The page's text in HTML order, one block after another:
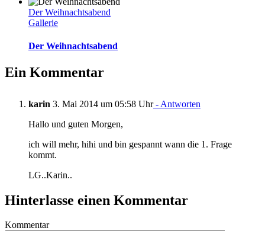
Der Weihnachtsabend
Gallerie
Der Weihnachtsabend
Ein Kommentar
karin 3. Mai 2014 um 05:58 Uhr- Antworten
Hallo und guten Morgen,
ich will mehr, hihi und bin gespannt wann die 1. Frage
kommt.
LG..Karin..
Hinterlasse einen Kommentar
Kommentar